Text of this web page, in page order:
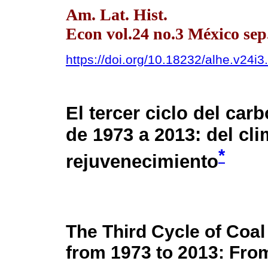
Am. Lat. Hist.
Econ vol.24 no.3 México
https://doi.org/10.18232/
El tercer ciclo del
de 1973 a 2013: del
rejuvenecimiento*
The Third Cycle of
from 1973 to 2013: